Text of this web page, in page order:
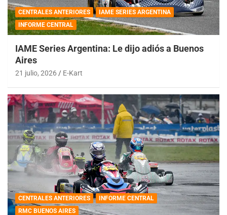
CENTRALES ANTERIORES
IAME SERIES ARGENTINA
INFORME CENTRAL
IAME Series Argentina: Le dijo adiós a Buenos
Aires
21 julio, 2026 E-Kart
CENTRALES ANTERIORES
INFORME CENTRAL
RMC BUENOS AIRES